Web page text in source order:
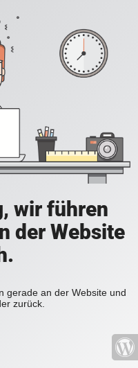
wir führen
der Website
gerade an der Website und
zurück.